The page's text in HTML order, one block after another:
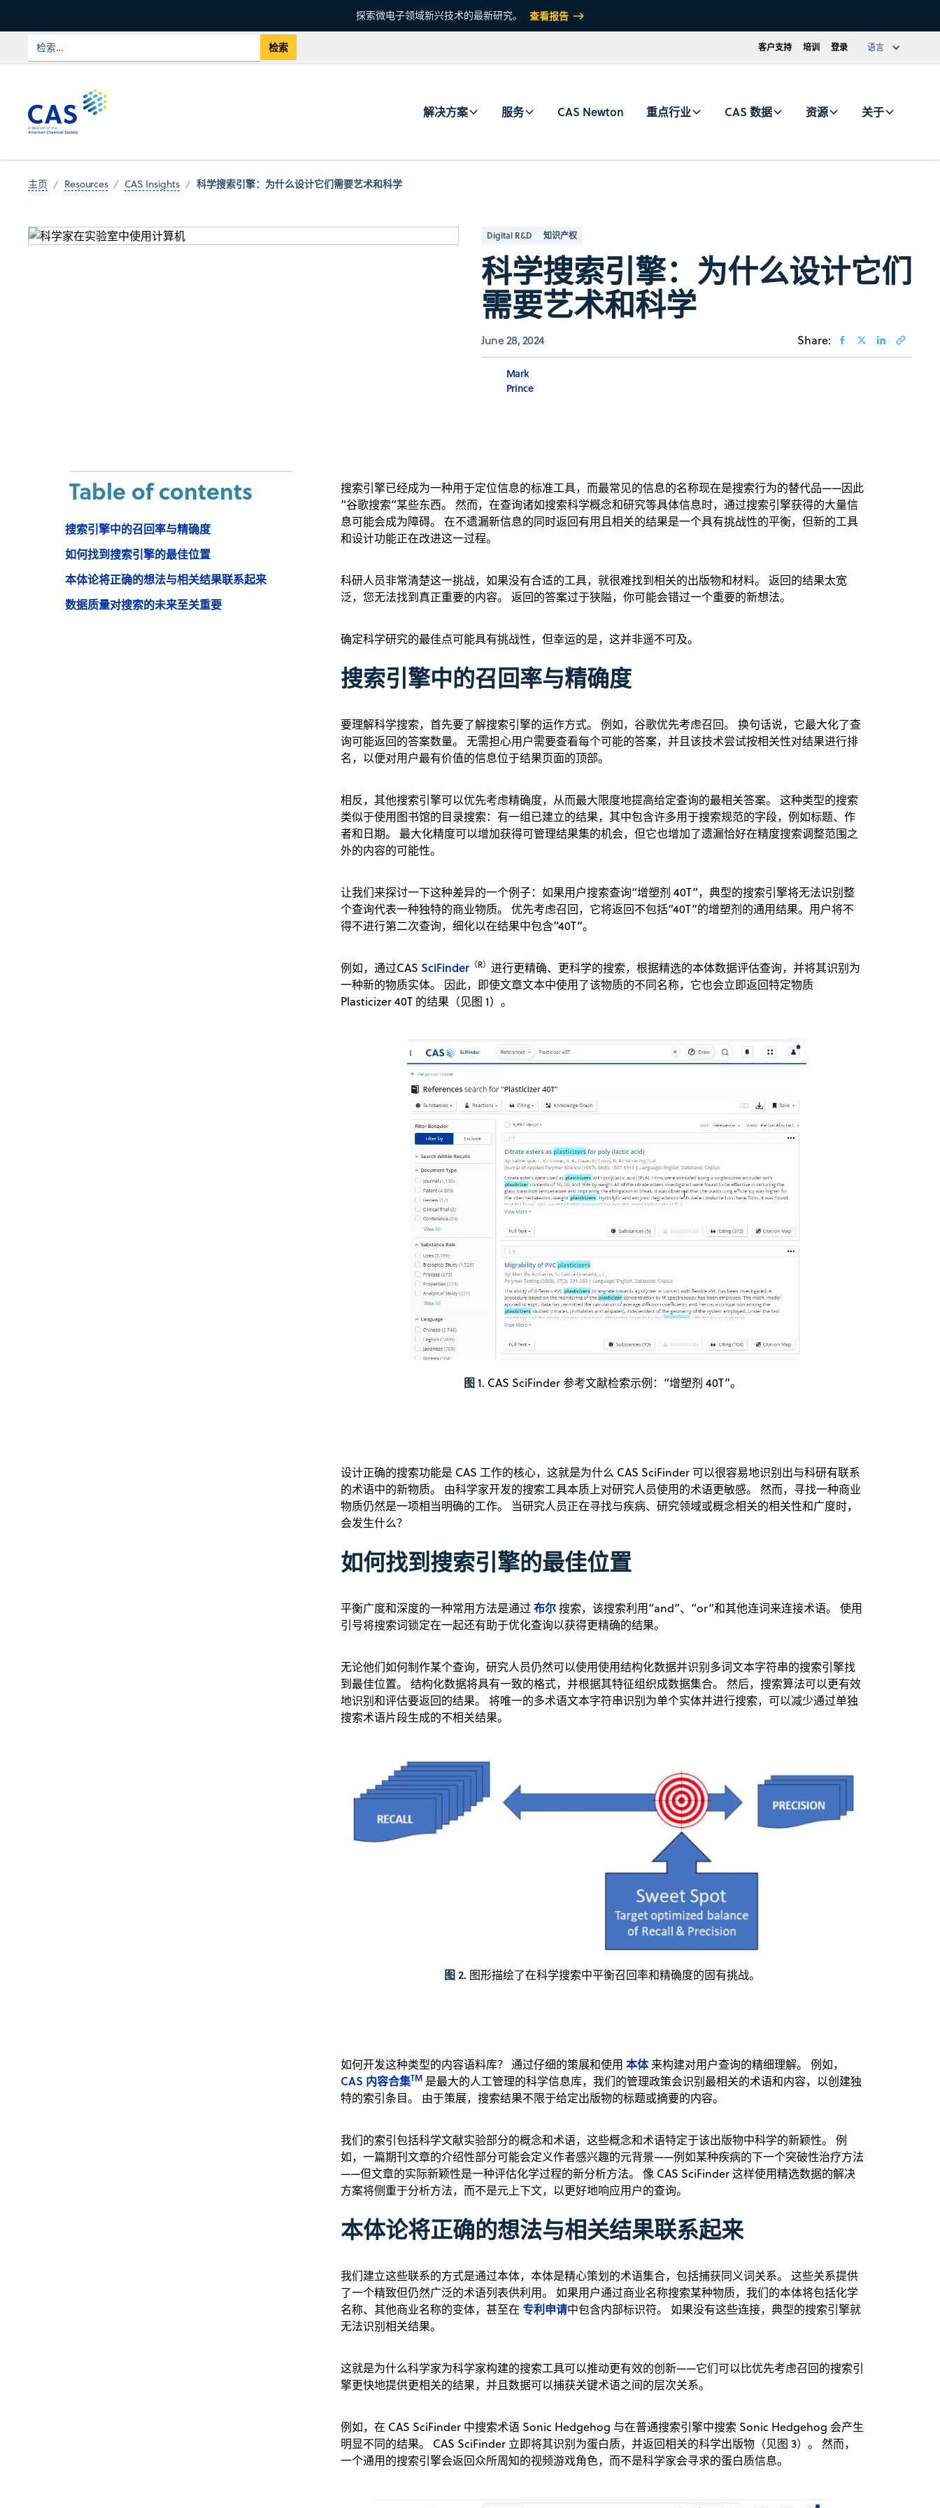
探索微电子领域新兴技术的最新研究。 查看报告
客户支持 培训 登录 语言
解决方案 服务 CAS Newton 重点行业 CAS 数据 资源 关于
主页 Resources CAS Insights 科学搜索引擎：为什么设计它们需要艺术和科学
Digital R&D 知识产权
科学搜索引擎：为什么设计它们
需要艺术和科学
June 28, 2024 Share:
Mark
Prince
Table of contents
搜索引擎中的召回率与精确度
如何找到搜索引擎的最佳位置
本体论将正确的想法与相关结果联系起来
数据质量对搜索的未来至关重要
搜索引擎已经成为一种用于定位信息的标准工具，而最常见的信息的名称现在是搜索行为的替代品——因此
“谷歌搜索”某些东西。 然而，在查询诸如搜索科学概念和研究等具体信息时，通过搜索引擎获得的大量信
息可能会成为障碍。 在不遗漏新信息的同时返回有用且相关的结果是一个具有挑战性的平衡，但新的工具
和设计功能正在改进这一过程。
科研人员非常清楚这一挑战，如果没有合适的工具，就很难找到相关的出版物和材料。 返回的结果太宽
泛，您无法找到真正重要的内容。 返回的答案过于狭隘，你可能会错过一个重要的新想法。
确定科学研究的最佳点可能具有挑战性，但幸运的是，这并非遥不可及。
搜索引擎中的召回率与精确度
要理解科学搜索，首先要了解搜索引擎的运作方式。 例如，谷歌优先考虑召回。 换句话说，它最大化了查
询可能返回的答案数量。 无需担心用户需要查看每个可能的答案，并且该技术尝试按相关性对结果进行排
名，以便对用户最有价值的信息位于结果页面的顶部。
相反，其他搜索引擎可以优先考虑精确度，从而最大限度地提高给定查询的最相关答案。 这种类型的搜索
类似于使用图书馆的目录搜索：有一组已建立的结果，其中包含许多用于搜索规范的字段，例如标题、作
者和日期。 最大化精度可以增加获得可管理结果集的机会，但它也增加了遗漏恰好在精度搜索调整范围之
外的内容的可能性。
让我们来探讨一下这种差异的一个例子：如果用户搜索查询“增塑剂 40T”，典型的搜索引擎将无法识别整
个查询代表一种独特的商业物质。 优先考虑召回，它将返回不包括“40T”的增塑剂的通用结果。用户将不
得不进行第二次查询，细化以在结果中包含“40T”。
例如，通过CASSciFinder （R）进行更精确、更科学的搜索，根据精选的本体数据评估查询，并将其识别为
一种新的物质实体。 因此，即使文章文本中使用了该物质的不同名称，它也会立即返回特定物质
Plasticizer 40T 的结果（见图 1）。
图 1. CAS SciFinder 参考文献检索示例：“增塑剂 40T”。
设计正确的搜索功能是 CAS 工作的核心，这就是为什么 CAS SciFinder 可以很容易地识别出与科研有联系
的术语中的新物质。 由科学家开发的搜索工具本质上对研究人员使用的术语更敏感。 然而，寻找一种商业
物质仍然是一项相当明确的工作。 当研究人员正在寻找与疾病、研究领域或概念相关的相关性和广度时，
会发生什么？
如何找到搜索引擎的最佳位置
平衡广度和深度的一种常用方法是通过布尔搜索，该搜索利用“and”、“or”和其他连词来连接术语。 使用
引号将搜索词锁定在一起还有助于优化查询以获得更精确的结果。
无论他们如何制作某个查询，研究人员仍然可以使用使用结构化数据并识别多词文本字符串的搜索引擎找
到最佳位置。 结构化数据将具有一致的格式，并根据其特征组织成数据集合。 然后，搜索算法可以更有效
地识别和评估要返回的结果。 将唯一的多术语文本字符串识别为单个实体并进行搜索，可以减少通过单独
搜索术语片段生成的不相关结果。
图 2. 图形描绘了在科学搜索中平衡召回率和精确度的固有挑战。
如何开发这种类型的内容语料库？ 通过仔细的策展和使用本体来构建对用户查询的精细理解。 例如，
CAS 内容合集TM 是最大的人工管理的科学信息库，我们的管理政策会识别最相关的术语和内容，以创建独
特的索引条目。 由于策展，搜索结果不限于给定出版物的标题或摘要的内容。
我们的索引包括科学文献实验部分的概念和术语，这些概念和术语特定于该出版物中科学的新颖性。 例
如，一篇期刊文章的介绍性部分可能会定义作者感兴趣的元背景——例如某种疾病的下一个突破性治疗方法
——但文章的实际新颖性是一种评估化学过程的新分析方法。 像 CAS SciFinder 这样使用精选数据的解决
方案将侧重于分析方法，而不是元上下文，以更好地响应用户的查询。
本体论将正确的想法与相关结果联系起来
我们建立这些联系的方式是通过本体，本体是精心策划的术语集合，包括捕获同义词关系。 这些关系提供
了一个精致但仍然广泛的术语列表供利用。 如果用户通过商业名称搜索某种物质，我们的本体将包括化学
名称、其他商业名称的变体，甚至在专利申请中包含内部标识符。 如果没有这些连接，典型的搜索引擎就
无法识别相关结果。
这就是为什么科学家为科学家构建的搜索工具可以推动更有效的创新——它们可以比优先考虑召回的搜索引
擎更快地提供更相关的结果，并且数据可以捕获关键术语之间的层次关系。
例如，在 CAS SciFinder 中搜索术语 Sonic Hedgehog 与在普通搜索引擎中搜索 Sonic Hedgehog 会产生
明显不同的结果。 CAS SciFinder 立即将其识别为蛋白质，并返回相关的科学出版物（见图 3）。 然而，
一个通用的搜索引擎会返回众所周知的视频游戏角色，而不是科学家会寻求的蛋白质信息。